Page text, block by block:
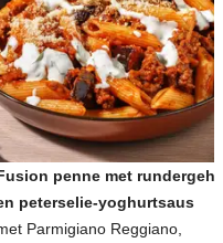
penne met
peterselie-yoghurtsaus
Parmigiano Reggiano,